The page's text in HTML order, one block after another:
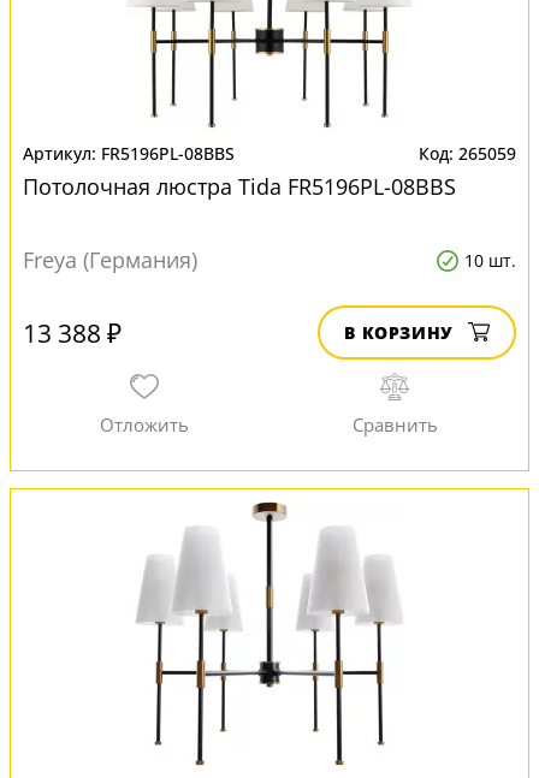
FR5196PL-08BBS 265059
Потолочная люстра Tida FR5196PL-08BBS
Freya (Германия) 10 шт.
13 388 ₽ В КОРЗИНУ